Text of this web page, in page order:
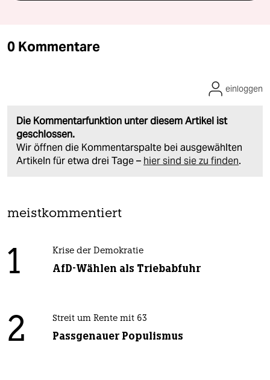
0 Kommentare
Die Kommentarfunktion unter diesem Artikel ist
geschlossen.
Wir öffnen die Kommentarspalte bei ausgewählten
Artikeln für etwa drei Tage – hier sind sie zu finden.
einloggen
meistkommentiert
1 Krise der Demokratie
AfD-Wählen als Triebabfuhr
2 Streit um Rente mit 63
Passgenauer Populismus